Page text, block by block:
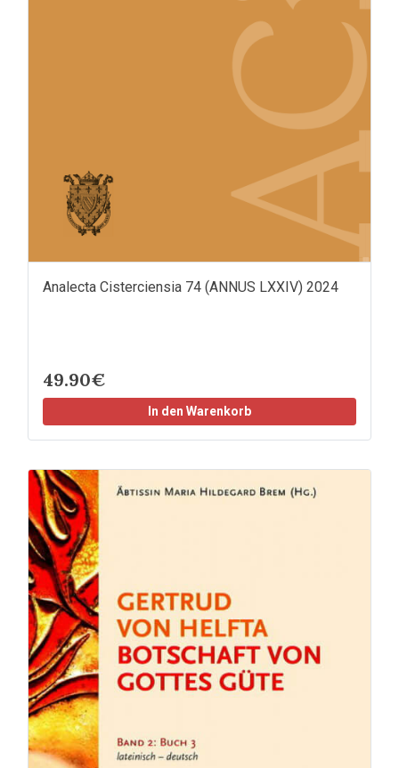
Analecta Cisterciensia 74 (ANNUS LXXIV) 2024
49.90€
In den Warenkorb